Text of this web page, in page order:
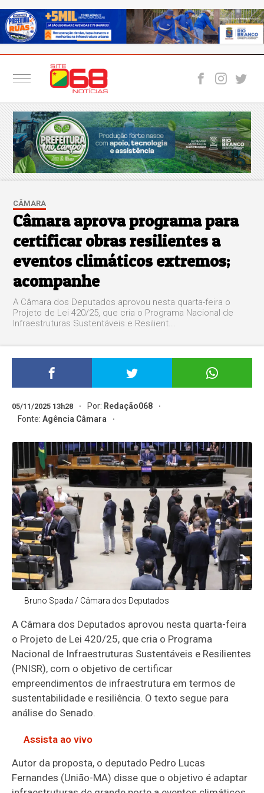
CÂMARA
Câmara aprova programa para
certificar obras resilientes a
eventos climáticos extremos;
acompanhe
A Câmara dos Deputados aprovou nesta quarta-feira o
Projeto de Lei 420/25, que cria o Programa Nacional de
Infraestruturas Sustentáveis e Resilient...
05/11/2025 13h28 Por: Redação068
Fonte:Agência Câmara
Bruno Spada / Câmara dos Deputados
A Câmara dos Deputados aprovou nesta quarta-feira
o Projeto de Lei 420/25, que cria o Programa
Nacional de Infraestruturas Sustentáveis e Resilientes
(PNISR), com o objetivo de certificar
empreendimentos de infraestrutura em termos de
sustentabilidade e resiliência. O texto segue para
análise do Senado.
Assista ao vivo
Autor da proposta, o deputado Pedro Lucas
Fernandes (União-MA) disse que o objetivo é adaptar